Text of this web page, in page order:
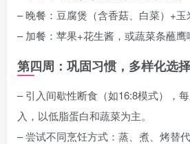
– 晚餐：豆腐煲（含香菇、白菜）+玉
– 加餐：苹果+花生酱，或蔬菜条蘸鹰
第四周：巩固习惯，多样化选择
– 引入间歇性断食（如16:8模式），
入，以低脂蛋白和蔬菜为主。
– 尝试不同烹饪方式：蒸、煮、烤替